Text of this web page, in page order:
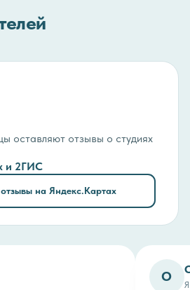
оставляют отзывы о студиях
и 2ГИС
на Яндекс.Картах
О